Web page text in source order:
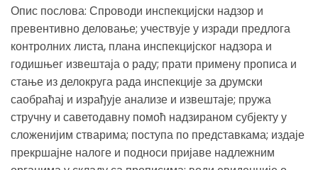
Опис послова: Спроводи инспекцијски надзор и
превентивно деловање; учествује у изради предлога
контролних листа, плана инспекцијског надзора и
годишњег извештаја о раду; прати примену прописа и
стање из делокруга рада инспекције за друмски
саобраћај и израђује анализе и извештаје; пружа
стручну и саветодавну помоћ надзираном субјекту у
сложенијим стварима; поступа по представкама; издаје
прекршајне налоге и подноси пријаве надлежним